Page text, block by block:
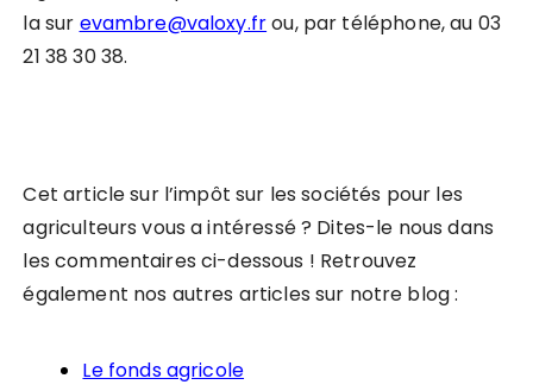
la sur evambre@valoxy.frou, par téléphone, au 03
21 38 30 38.
Cet article sur l’impôt sur les sociétés pour les
agriculteurs vous a intéressé ? Dites-le nous dans
les commentaires ci-dessous ! Retrouvez
également nos autres articles sur notre blog :
Le fonds agricole